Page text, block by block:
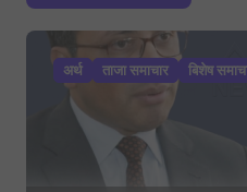
अर्थ ताजा समाचार बिशेष